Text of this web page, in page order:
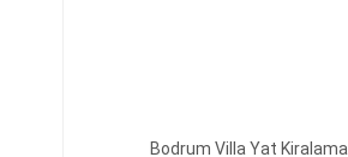
Bodrum Villa Yat Kiralama